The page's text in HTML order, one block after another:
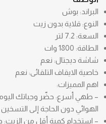
البراند: بوش
النوع: قلاية بدون زيت
السعة: 7.2 لتر
الطاقة: 1800 وات
شاشة ديجتال: نعم
خاصية الايقاف التلقائى: نعم
اهم المميزات:
– طهي أسرع: حضّر وجباتك
الهوائي دون الحاجة إلى
– استخدام كمية أقل من الزيت: